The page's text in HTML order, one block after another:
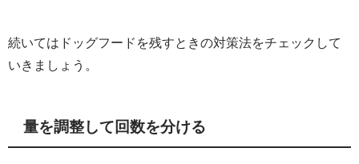
続いてはドッグフードを残すときの対策法をチェックして
いきましょう。
量を調整して回数を分ける